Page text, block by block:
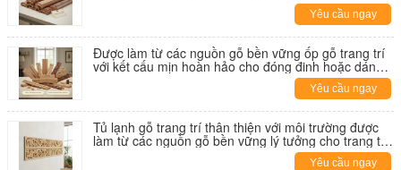
Yêu cầu ngay
Được làm từ các nguồn gỗ bền vững ốp gỗ trang trí
với kết cấu mịn hoàn hảo cho đóng đinh hoặc dán
dán Tăng không gian nội thất thanh lịchYêu cầu ngay
Tủ lạnh gỗ trang trí thân thiện với môi trường được
làm từ các nguồn gỗ bền vững lý tưởng cho trang trí
tường nội thất và nâng cao kiến trúc Yêu cầu ngay